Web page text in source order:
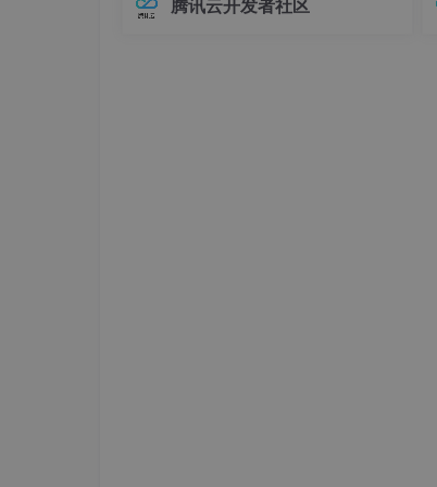
在Elasticsearch中，对象类型（Objec
腾讯云开发者社区